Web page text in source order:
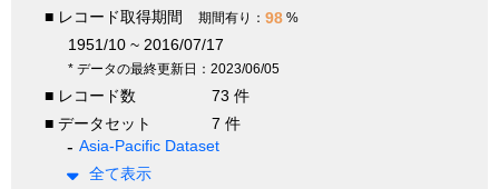
■ レコード取得期間
期間有り： 98 %
1951/10 ~ 2016/07/17
* データの最終更新日：2023/06/05
■ レコード数
73 件
■ データセット
7 件
Asia-Pacific Dataset
全て表示